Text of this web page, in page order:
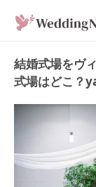
結婚式場をヴ
式場はどこ？